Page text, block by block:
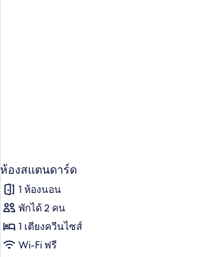
ห้องสแตนดาร์ด
1 ห้องนอน
พักได้ 2 คน
1 เตียงควีนไซส์
Wi-Fi ฟรี